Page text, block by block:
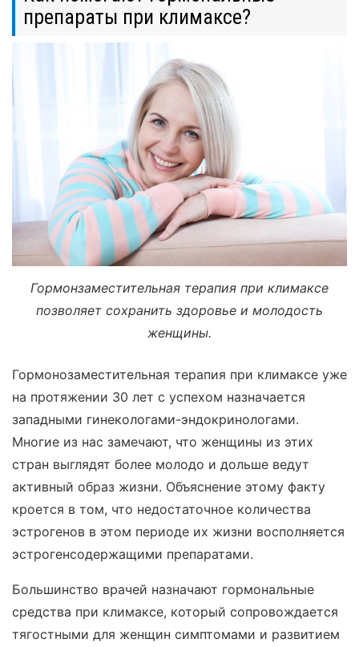
препараты при климаксе?
Гормонзаместительная терапия при климаксе
позволяет сохранить здоровье и молодость
женщины.
Гормонозаместительная терапия при климаксе уже
на протяжении 30 лет с успехом назначается
западными гинекологами-эндокринологами.
Многие из нас замечают, что женщины из этих
стран выглядят более молодо и дольше ведут
активный образ жизни. Объяснение этому факту
кроется в том, что недостаточное количества
эстрогенов в этом периоде их жизни восполняется
эстрогенсодержащими препаратами.
Большинство врачей назначают гормональные
средства при климаксе, который сопровождается
тягостными для женщин симптомами и развитием